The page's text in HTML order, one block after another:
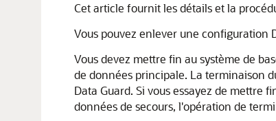
Cet article fournit les détails et la
Vous pouvez enlever une configuration
Vous devez mettre fin au système de
de données principale. La terminaison
Data Guard. Si vous essayez de mettre
données de secours, l'opération de